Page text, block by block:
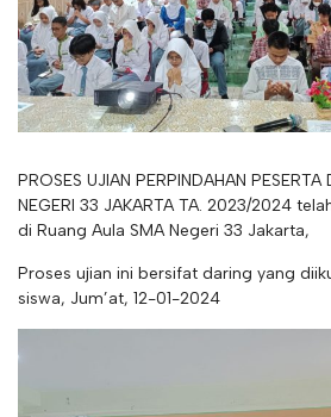
PROSES UJIAN PERPINDAHAN PESERTA
NEGERI 33 JAKARTA TA. 2023/2024
di Ruang Aula SMA Negeri 33 Jakarta,
Proses ujian ini bersifat daring yang
siswa, Jum’at, 12-01-2024